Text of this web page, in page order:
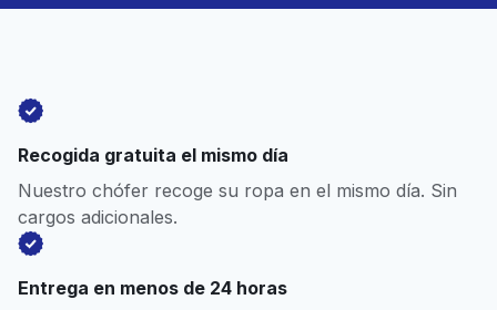
Recogida gratuita el mismo día
Nuestro chófer recoge su ropa en el mismo día. Sin
cargos adicionales.
Entrega en menos de 24 horas